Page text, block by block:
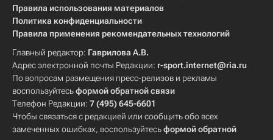
Правила использования материалов
Политика конфиденциальности
Правила применения рекомендательных технологий
Главный редактор: Гаврилова А.В.
Адрес электронной почты Редакции: r-sport.internet@ria.ru
По вопросам размещения пресс-релизов и рекламы
воспользуйтесьформой обратной связи
Телефон Редакции: 7 (495) 645-6601
Чтобы связаться с редакцией или сообщить обо всех
замеченных ошибках, воспользуйтесьформой обратной